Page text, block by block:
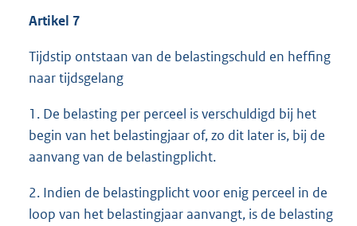
Artikel 7
Tijdstip ontstaan van de belastingschuld en heffing
naar tijdsgelang
1. De belasting per perceel is verschuldigd bij het
begin van het belastingjaar of, zo dit later is, bij de
aanvang van de belastingplicht.
2. Indien de belastingplicht voor enig perceel in de
loop van het belastingjaar aanvangt, is de belasting